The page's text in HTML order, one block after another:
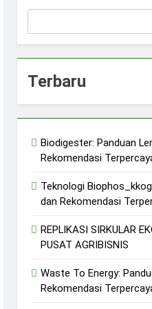
KDMP
Terbaru
Biodigester: Panduan
Rekomendasi
Teknologi
dan Rekomendasi
REPLIKASI SIRKULAR
PUSAT AGRIBISNIS
Waste To Energy:
Rekomendasi